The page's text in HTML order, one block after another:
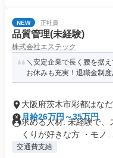
NEW 正社員
品質管理(未経験)
株式会社エステック
＼安定企業で長く腰を据
お休みも充実！退職金制度
大阪府茨木市彩都はなだ
月給26万円～35万円
求める人材: 未経験で、
くりが好きな方 ・モノ...
交通費支給